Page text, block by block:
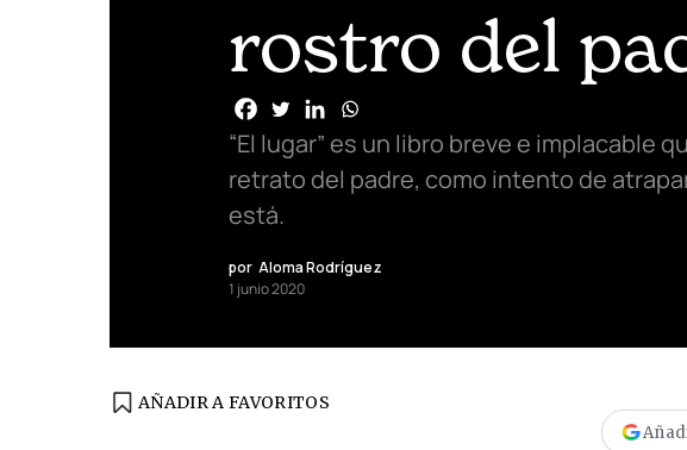
rostro del
“El lugar” es un libro breve e implacable
retrato del padre, como intento de
está.
por Aloma Rodríguez
1 junio 2020
AÑADIR A FAVORITOS